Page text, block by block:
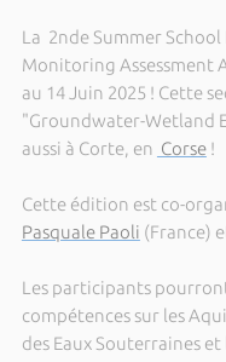
La 2nde Summer
Monitoring Assessment
au 14 Juin 2025 ! Cette
"Groundwater-Wetland
aussi à Corte, en Corse!
Cette édition est co-
Pasquale Paoli (France)
Les participants
compétences sur les
des Eaux Souterraines et